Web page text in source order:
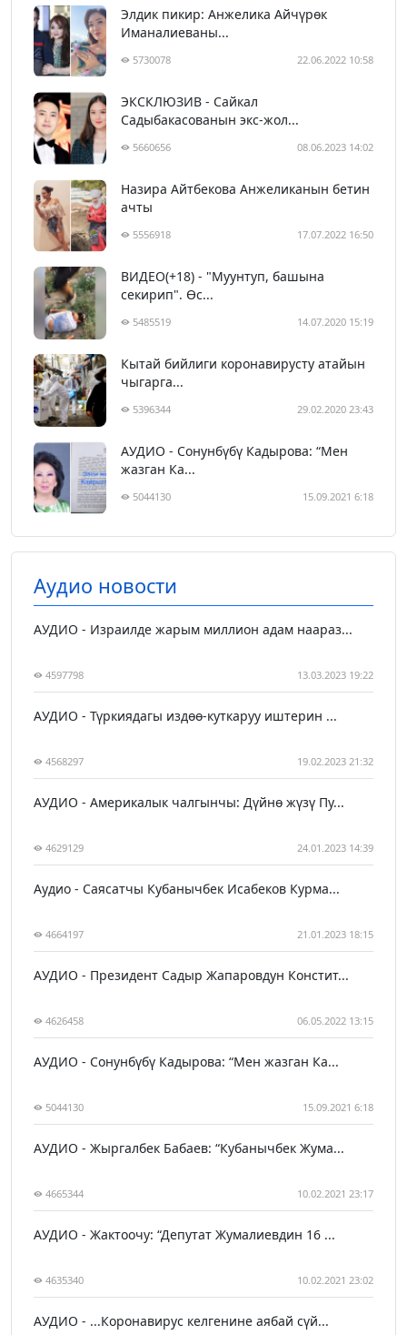
Элдик пикир: Анжелика Айчүрөк
Иманалиеваны...
5730078 22.06.2022 10:58
ЭКСКЛЮЗИВ - Сайкал
Садыбакасованын экс-жол...
5660656 08.06.2023 14:02
Назира Айтбекова Анжеликанын бетин
ачты
5556918 17.07.2022 16:50
ВИДЕО(+18) - "Муунтуп, башына
секирип". Өс...
5485519 14.07.2020 15:19
Кытай бийлиги коронавирусту атайын
чыгарга...
5396344 29.02.2020 23:43
АУДИО - Сонунбүбү Кадырова: “Мен
жазган Ка...
5044130 15.09.2021 6:18
Аудио новости
АУДИО - Израилде жарым миллион адам наараз...
4597798 13.03.2023 19:22
АУДИО - Түркиядагы издөө-куткаруу иштерин ...
4568297 19.02.2023 21:32
АУДИО - Америкалык чалгынчы: Дүйнө жүзү Пу...
4629129 24.01.2023 14:39
Аудио - Саясатчы Кубанычбек Исабеков Курма...
4664197 21.01.2023 18:15
АУДИО - Президент Садыр Жапаровдун Констит...
4626458 06.05.2022 13:15
АУДИО - Сонунбүбү Кадырова: “Мен жазган Ка...
5044130 15.09.2021 6:18
АУДИО - Жыргалбек Бабаев: “Кубанычбек Жума...
4665344 10.02.2021 23:17
АУДИО - Жактоочу: “Депутат Жумалиевдин 16 ...
4635340 10.02.2021 23:02
АУДИО - ...Коронавирус келгенине аябай сүй...